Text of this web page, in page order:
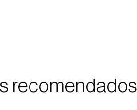
recomendados